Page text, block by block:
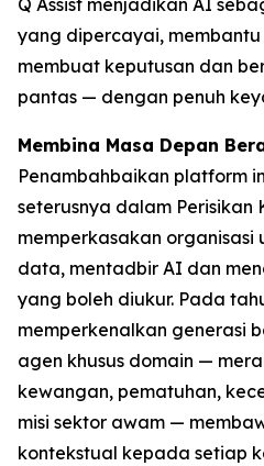
Q Assist menjadikan AI
yang dipercayai,
membuat keputusan dan
pantas — dengan penuh
Membina Masa Depan
Penambahbaikan platform
seterusnya dalam Perisikan
memperkasakan organisasi
data, mentadbir AI dan
yang boleh diukur. Pada
memperkenalkan generasi
agen khusus domain —
kewangan, pematuhan,
misi sektor awam —
kontekstual kepada setiap